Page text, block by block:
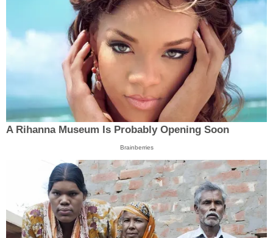
A Rihanna Museum Is Probably Opening Soon
Brainberries